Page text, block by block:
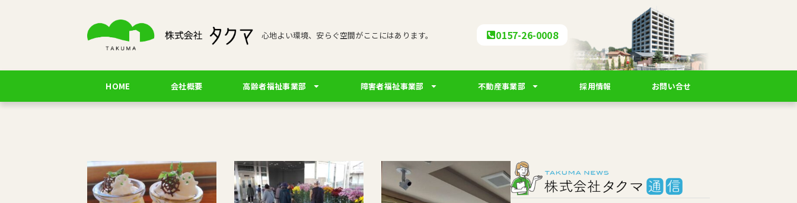
心地よい環境、安らぐ空間がここにはあります。 0157-26-0008
HOME 会社概要 高齢者福祉事業部 障害者福祉事業部 不動産事業部 採用情報 お問い合せ